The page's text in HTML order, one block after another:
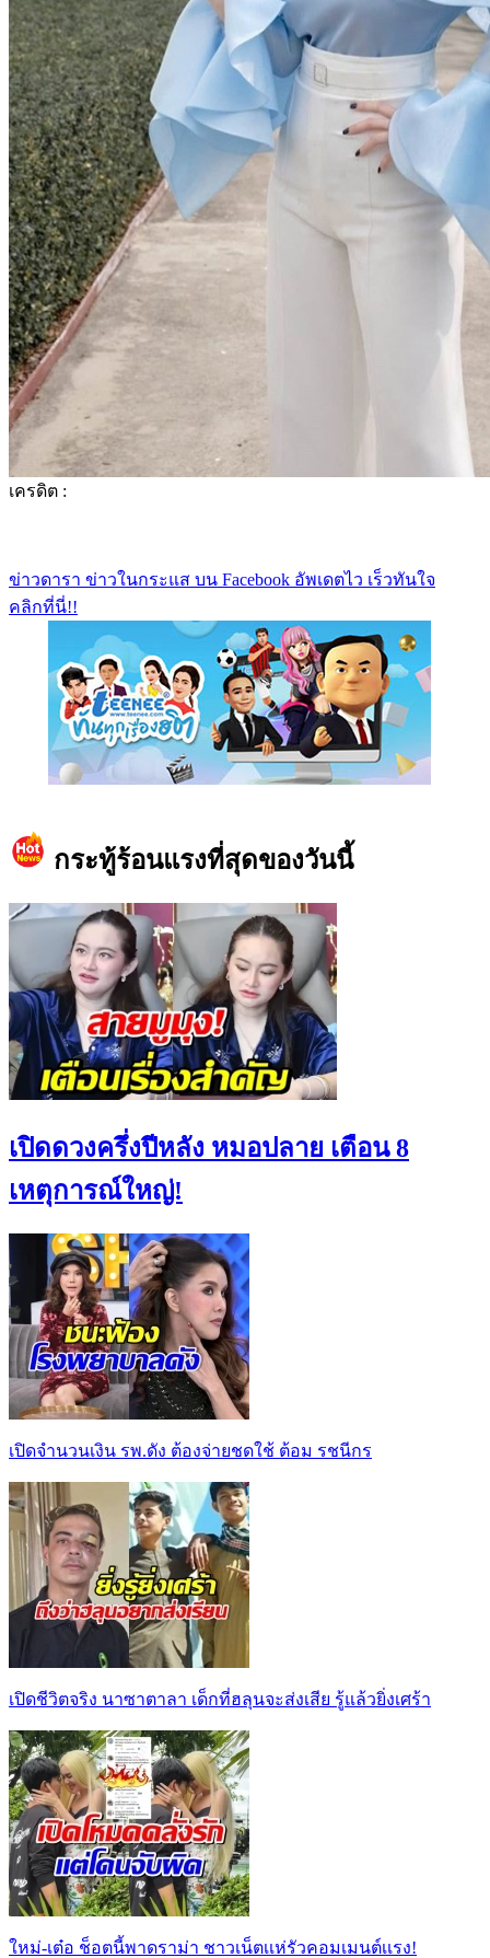
เครดิต :
ข่าวดารา ข่าวในกระแส บน Facebook อัพเดตไว เร็วทันใจ
คลิกที่นี่!!
กระทู้ร้อนแรงที่สุดของวันนี้
เปิดดวงครึ่งปีหลัง หมอปลาย เตือน 8
เหตุการณ์ใหญ่!
เปิดจำนวนเงิน รพ.ดัง ต้องจ่ายชดใช้ ต้อม รชนีกร
เปิดชีวิตจริง นาซาตาลา เด็กที่ฮลุนจะส่งเสีย รู้แล้วยิ่งเศร้า
ใหม่-เต๋อ ช็อตนี้พาดราม่า ชาวเน็ตเเห่รัวคอมเมนต์เเรง!